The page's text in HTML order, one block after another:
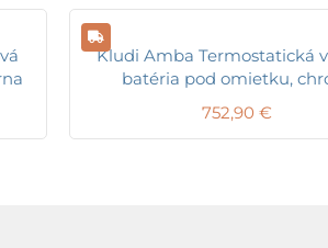
Kludi Amba Termostatická
batéria pod omietku,
752,90 €